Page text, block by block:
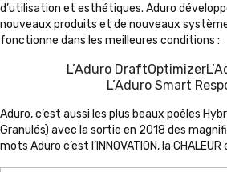
d’utilisation et esthétiques. Aduro
nouveaux produits et de nouveaux
fonctionne dans les meilleures conditions :
L’Aduro DraftOptimizer
L’Aduro Smart
Aduro, c’est aussi les plus beaux poêles
Granulés) avec la sortie en 2018 des
mots Aduro c’est l’lNNOVATION, la CHALEUR